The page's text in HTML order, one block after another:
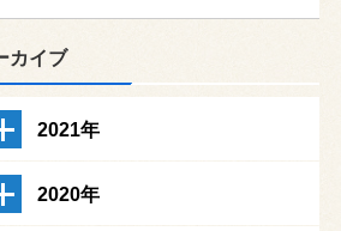
カイブ
2021年
2020年